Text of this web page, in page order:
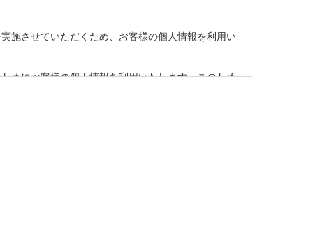
施させていただくため、お客様の個人情報を利用い
めにお客様の個人情報を利用いたします。このため
およびクレジットカード会社間で個人情報の交換を
。